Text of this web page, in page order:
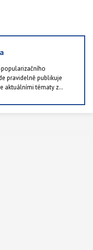
pravidelně publikuje
aktuálními tématy z
dostupné výzkumy a
podáním, protože je
chvílích rád chodí